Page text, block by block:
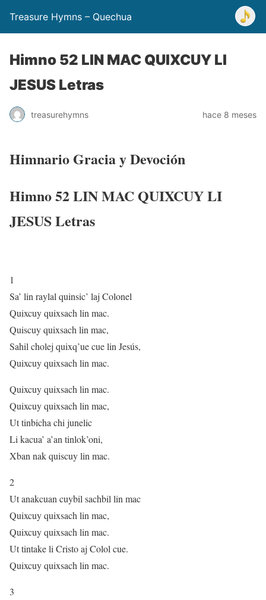
Treasure Hymns – Quechua
Himno 52 LIN MAC QUIXCUY LI
JESUS Letras
treasurehymns hace 8 meses
Himnario Gracia y Devoción
Himno 52 LIN MAC QUIXCUY LI
JESUS Letras
1
Sa’ lin raylal quinsic’ laj Colonel
Quixcuy quixsach lin mac.
Quiscuy quixsach lin mac,
Sahil cholej quixq’ue cue lin Jesús,
Quixcuy quixsach lin mac.
Quixcuy quixsach lin mac.
Quixcuy quixsach lin mac,
Ut tinbicha chi junelic
Li kacua’ a’an tinlok’oni,
Xban nak quiscuy lin mac.
2
Ut anakcuan cuybil sachbil lin mac
Quixcuy quixsach lin mac,
Quixcuy quixsach lin mac.
Ut tintake li Cristo aj Colol cue.
Quixcuy quixsach lin mac.
3